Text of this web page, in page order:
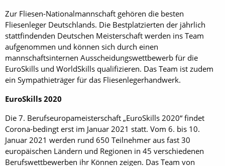
Zur Fliesen-Nationalmannschaft gehören die besten
Fliesenleger Deutschlands. Die Bestplatzierten der jährlich
stattfindenden Deutschen Meisterschaft werden ins Team
aufgenommen und können sich durch einen
mannschaftsinternen Ausscheidungswettbewerb für die
EuroSkills und WorldSkills qualifizieren. Das Team ist zudem
ein Sympathieträger für das Fliesenlegerhandwerk.
EuroSkills 2020
Die 7. Berufseuropameisterschaft „EuroSkills 2020“ findet
Corona-bedingt erst im Januar 2021 statt. Vom 6. bis 10.
Januar 2021 werden rund 650 Teilnehmer aus fast 30
europäischen Ländern und Regionen in 45 verschiedenen
Berufswettbewerben ihr Können zeigen. Das Team von